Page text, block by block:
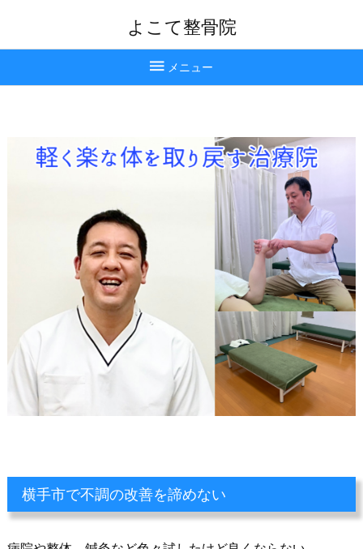
よこて整骨院
 メニュー
横手市で不調の改善を諦めない